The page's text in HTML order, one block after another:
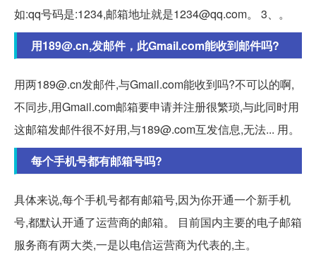
如:qq号码是:1234,邮箱地址就是1234@qq.com。 3、。
用189@.cn,发邮件，此Gmail.com能收到邮件吗?
用两189@.cn发邮件,与Gmail.com能收到吗?不可以的啊,
不同步,用Gmail.com邮箱要申请并注册很繁琐,与此同时用
这邮箱发邮件很不好用,与189@.com互发信息,无法... 用。
每个手机号都有邮箱号吗?
具体来说,每个手机号都有邮箱号,因为你开通一个新手机
号,都默认开通了运营商的邮箱。 目前国内主要的电子邮箱
服务商有两大类,一是以电信运营商为代表的,主。